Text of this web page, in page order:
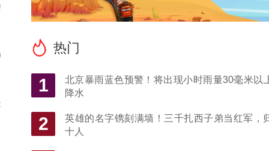
热门
1
北京暴雨蓝色预警！将出现小时雨量30毫米以
降水
2
英雄的名字镌刻满墙！三千扎西子弟当红军，
十人